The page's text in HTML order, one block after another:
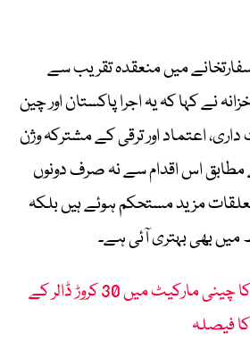
میں منعقدہ تقریب سے
نے کہا کہ یہ اجرا پاکستان اور چین
اعتماد اور ترقی کے مشترکہ وژن
اس اقدام سے نہ صرف دونوں
مزید مستحکم ہوئے ہیں بلکہ
بھی بہتری آئی ہے۔
پاکستان کا چینی مارکیٹ میں 30 کروڑ ڈالر کے
کا فیصلہ